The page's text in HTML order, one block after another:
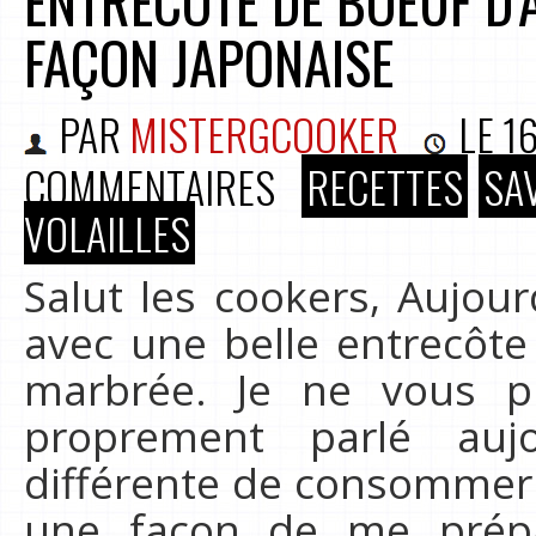
FAÇON JAPONAISE
PAR MISTERGCOOKER LE
COMMENTAIRES RECETTES
VOLAILLES
Salut les cookers,
avec une belle
marbrée. Je ne vous
proprement parlé
différente de